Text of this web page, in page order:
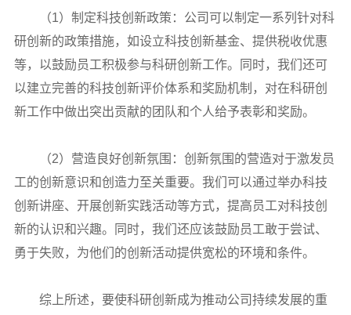
（1）制定科技创新政策：公司可以制定一系列针对科
研创新的政策措施，如设立科技创新基金、提供税收优惠
等，以鼓励员工积极参与科研创新工作。同时，我们还可
以建立完善的科技创新评价体系和奖励机制，对在科研创
新工作中做出突出贡献的团队和个人给予表彰和奖励。
（2）营造良好创新氛围：创新氛围的营造对于激发员
工的创新意识和创造力至关重要。我们可以通过举办科技
创新讲座、开展创新实践活动等方式，提高员工对科技创
新的认识和兴趣。同时，我们还应该鼓励员工敢于尝试、
勇于失败，为他们的创新活动提供宽松的环境和条件。
综上所述，要使科研创新成为推动公司持续发展的重